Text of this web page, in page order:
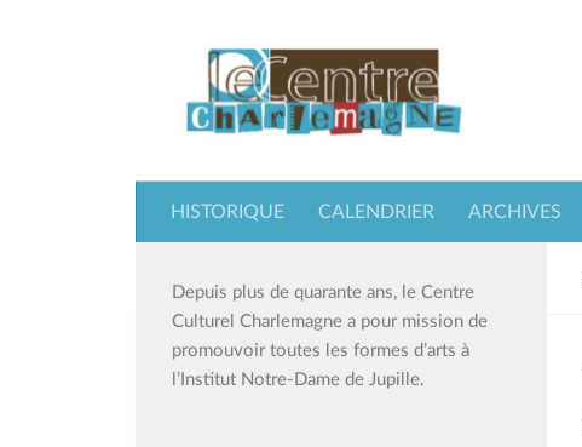
HISTORIQUE CALENDRIER ARCHIVES
Depuis plus de quarante ans, le Centre
Culturel Charlemagne a pour mission de
promouvoir toutes les formes d’arts à
l’Institut Notre-Dame de Jupille.